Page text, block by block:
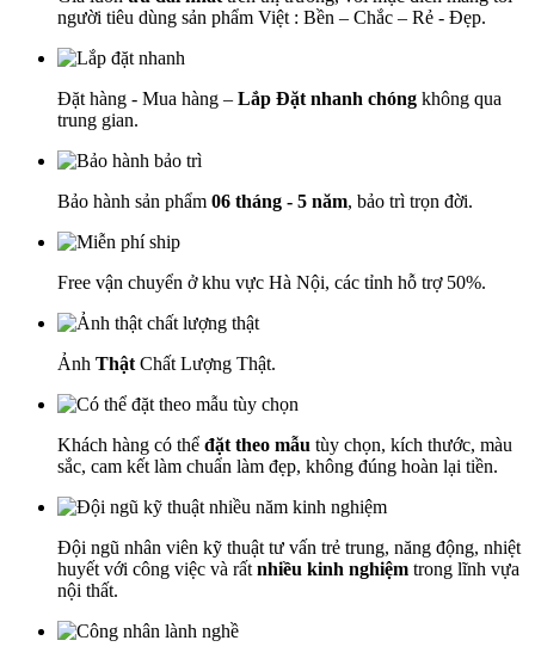
người tiêu dùng sản phẩm Việt : Bền – Chắc – Rẻ - Đẹp.
Đặt hàng - Mua hàng – Lắp Đặt nhanh chóng không qua
trung gian.
Bảo hành sản phẩm 06 tháng - 5 năm, bảo trì trọn đời.
Free vận chuyển ở khu vực Hà Nội, các tỉnh hỗ trợ 50%.
Ảnh Thật Chất Lượng Thật.
Khách hàng có thể đặt theo mẫu tùy chọn, kích thước, màu
sắc, cam kết làm chuẩn làm đẹp, không đúng hoàn lại tiền.
Đội ngũ nhân viên kỹ thuật tư vấn trẻ trung, năng động, nhiệt
huyết với công việc và rất nhiều kinh nghiệm trong lĩnh vựa
nội thất.